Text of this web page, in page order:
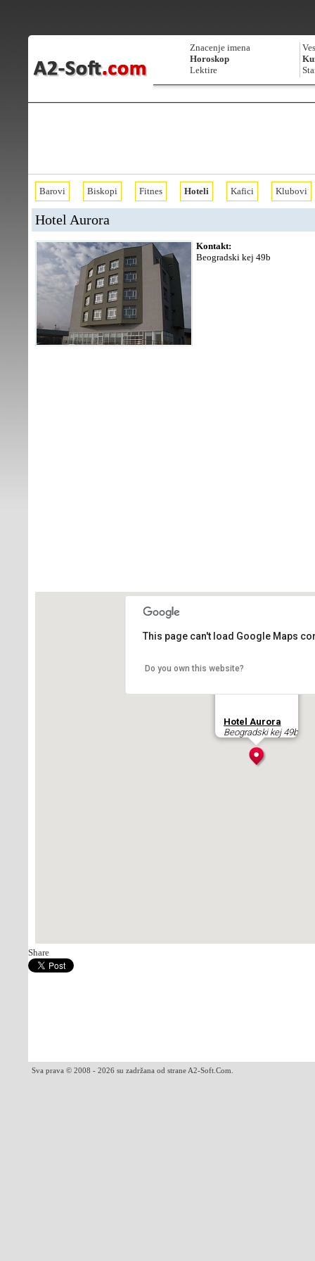
Znacenje imena
Horoskop
Lektire
Barovi Biskopi Fitnes Hoteli Kafici Klubovi
Hotel Aurora
Kontakt:
Beogradski kej 49b
Hotel Aurora
Beogradski kej 49b
This page can't load Google Maps
Do you own this website?
Share
Sva prava © 2008 - 2026 su zadržana od strane A2-Soft.Com.